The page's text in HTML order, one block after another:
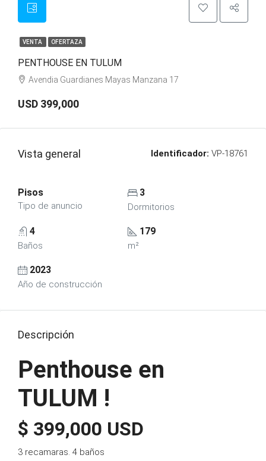
VENTA OFERTAZA
PENTHOUSE EN TULUM
Avendia Guardianes Mayas Manzana 17
USD 399,000
Vista general Identificador: VP-18761
Pisos
Tipo de anuncio
3
Dormitorios
4
Baños
179
m²
2023
Año de construcción
Descripción
Penthouse en
TULUM !
$ 399,000 USD
3 recamaras. 4 baños